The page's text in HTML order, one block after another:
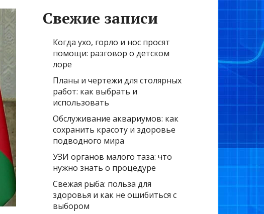
Свежие записи
Когда ухо, горло и нос просят
помощи: разговор о детском
лоре
Планы и чертежи для столярных
работ: как выбрать и
использовать
Обслуживание аквариумов: как
сохранить красоту и здоровье
подводного мира
УЗИ органов малого таза: что
нужно знать о процедуре
Свежая рыба: польза для
здоровья и как не ошибиться с
выбором